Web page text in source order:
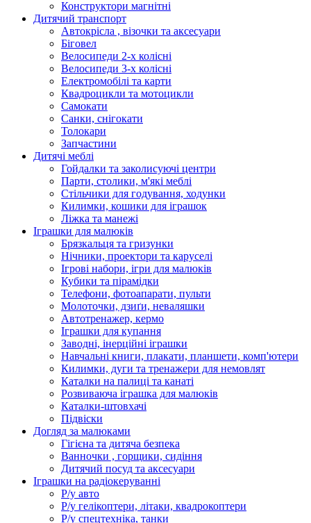
Конструктори магнітні
Дитячий транспорт
Автокрісла , візочки та аксесуари
Біговел
Велосипеди 2-х колісні
Велосипеди 3-х колісні
Електромобілі та карти
Квадроцикли та мотоцикли
Самокати
Санки, снігокати
Толокари
Запчастини
Дитячі меблі
Гойдалки та заколисуючі центри
Парти, столики, м'які меблі
Стільчики для годування, ходунки
Килимки, кошики для іграшок
Ліжка та манежі
Іграшки для малюків
Брязкальця та гризунки
Нічники, проектори та каруселі
Ігрові набори, ігри для малюків
Кубики та пірамідки
Телефони, фотоапарати, пульти
Молоточки, дзиґи, неваляшки
Автотренажер, кермо
Іграшки для купання
Заводні, інерційні іграшки
Навчальні книги, плакати, планшети, комп'ютери
Килимки, дуги та тренажери для немовлят
Каталки на палиці та канаті
Розвиваюча іграшка для малюків
Каталки-штовхачі
Підвіски
Догляд за малюками
Гігієна та дитяча безпека
Ванночки , горщики, сидіння
Дитячий посуд та аксесуари
Іграшки на радіокеруванні
Р/у авто
Р/у гелікоптери, літаки, квадрокоптери
Р/у спецтехніка, танки